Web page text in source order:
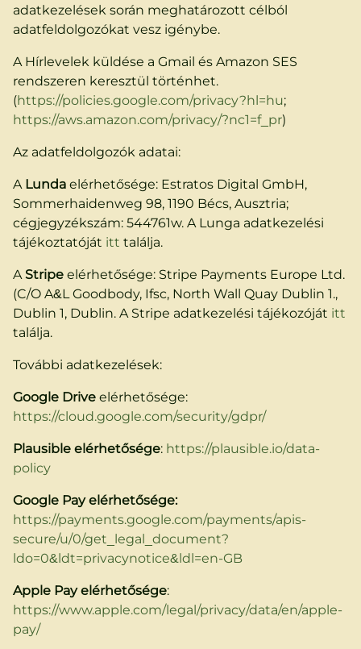
adatkezelések során meghatározott célból
adatfeldolgozókat vesz igénybe.
A Hírlevelek küldése a Gmail és Amazon SES
rendszeren keresztül történhet.
(https://policies.google.com/privacy?hl=hu;
https://aws.amazon.com/privacy/?nc1=f_pr)
Az adatfeldolgozók adatai:
A Lunda elérhetősége: Estratos Digital GmbH,
Sommerhaidenweg 98, 1190 Bécs, Ausztria;
cégjegyzékszám: 544761w. A Lunga adatkezelési
tájékoztatóját itt találja.
AStripe elérhetősége: Stripe Payments Europe Ltd.
(C/O A&L Goodbody, Ifsc, North Wall Quay Dublin 1.,
Dublin 1, Dublin. A Stripe adatkezelési tájékozóját itt
találja.
További adatkezelések:
Google Drive elérhetősége:
https://cloud.google.com/security/gdpr/
Plausible elérhetősége: https://plausible.io/data-
policy
Google Pay elérhetősége:
https://payments.google.com/payments/apis-
secure/u/0/get_legal_document?
ldo=0&ldt=privacynotice&ldl=en-GB
Apple Pay elérhetősége:
https://www.apple.com/legal/privacy/data/en/apple-
pay/